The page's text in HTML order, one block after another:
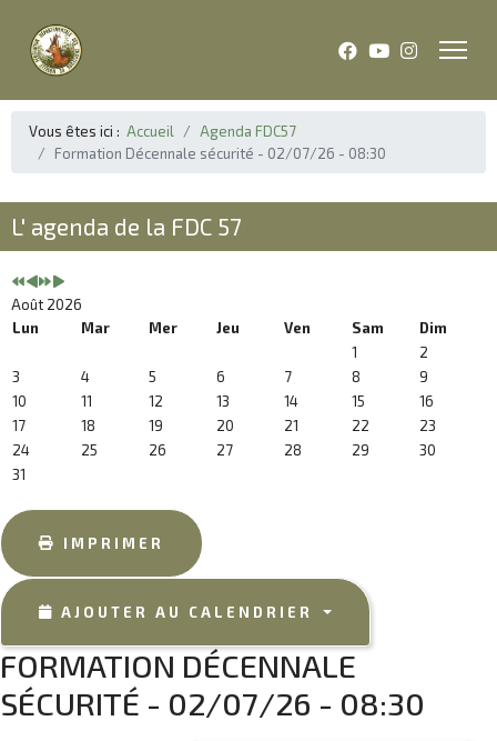
Vous êtes ici : Accueil
Agenda FDC57
Formation Décennale sécurité - 02/07/26 - 08:30
L' agenda de la FDC 57
précédente
précédent
suivante
suivant
Août 2026
Lun
Mar Mer Jeu Ven Sam
Dim
1
2
3
4 5 6 7 8
9
10
11 12 13 14 15
16
17
18 19 20 21 22
23
24
25 26 27 28 29
30
31
IMPRIMER
AJOUTER AU CALENDRIER
FORMATION DÉCENNALE
SÉCURITÉ - 02/07/26 - 08:30